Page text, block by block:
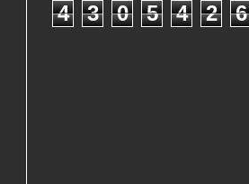
4 3 0 5 4 2 6